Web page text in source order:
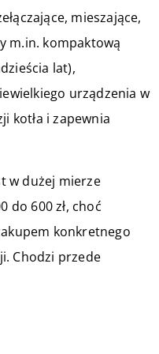
mieszające,
m.in. kompaktową
lat),
urządzenia w
kotła i zapewnia
w dużej mierze
do 600 zł, choć
konkretnego
Chodzi przede